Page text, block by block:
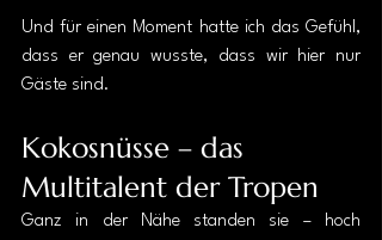
Und für einen Moment hatte ich das Gefühl,
dass er genau wusste, dass wir hier nur
Gäste sind.
Kokosnüsse – das
Multitalent der Tropen
Ganz in der Nähe standen sie – hoch